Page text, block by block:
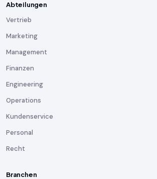
Abteilungen
Vertrieb
Marketing
Management
Finanzen
Engineering
Operations
Kundenservice
Personal
Recht
Branchen